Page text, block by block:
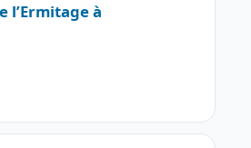
l’Ermitage à